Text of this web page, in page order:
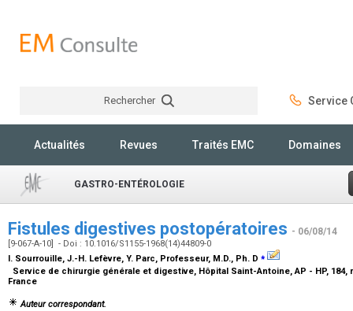
Rechercher Service
Actualités Revues Traités EMC Domaines
GASTRO-ENTÉROLOGIE
Fistules digestives postopératoires - 06/08/14
[9-067-A-10] - Doi : 10.1016/S1155-1968(14)44809-0
I. Sourrouille, J.-H. Lefèvre, Y. Parc, Professeur, M.D., Ph. D ⁎
Service de chirurgie générale et digestive, Hôpital Saint-Antoine, AP - HP, 184,
France
Auteur correspondant.